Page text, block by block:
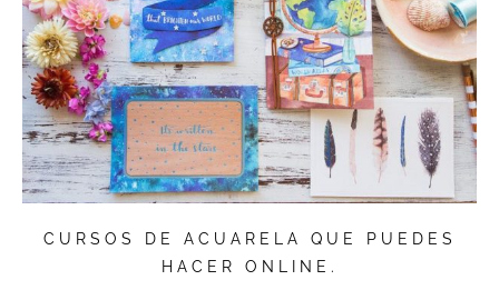
CURSOS DE ACUARELA QUE PUEDES
HACER ONLINE.